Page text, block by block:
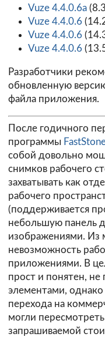
Vuze 4.4.0.6a
Vuze 4.4.0.6
Vuze 4.4.0.6
Vuze 4.4.0.6
Разработчики
обновленную
файла приложения.
После годичного
программы
собой довольно
снимков рабочего
захватывать как
рабочего
(поддерживается
небольшую панель
изображениями. Из
невозможность
приложениями. В
прост и понятен,
элементами, однако
перехода на
могли
запрашиваемой